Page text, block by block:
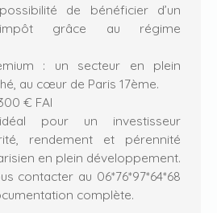
de bénéficier d’un
grâce au régime
: un secteur en plein
au cœur de Paris 17ème.
€ FAI
pour un investisseur
rendement et pérennité
en plein développement.
contacter au 06*76*97*64*68
complète.